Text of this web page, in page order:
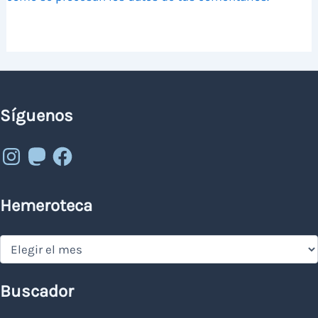
Síguenos
Instagram
MastodonFacebook
Hemeroteca
Hemeroteca
Buscador